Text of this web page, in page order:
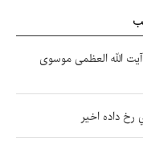
الله العظمی موسوی
داده اخير